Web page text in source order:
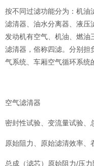
按不同过滤功能分为：机油
滤清器、油水分离器、液压
发动机有空气、机油、燃油
滤清器，俗称四滤。分别担
气系统、车厢空气循环系统
空气滤清器
密封性试验、变流量试验、
原始阻力、原始滤清效率、
总成（滤芯）原始阻力/压